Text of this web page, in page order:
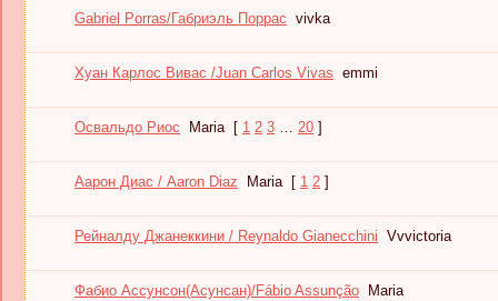
Gabriel Porras/Габриэль Поррас vivka
Хуан Карлос Вивас /Juan Carlos Vivas emmi
Освальдо Риос Maria [ 1 2 3 … 20 ]
Аарон Диас / Aaron Diaz Maria [ 1 2 ]
Рейналду Джанеккини / Reynaldo Gianecchini Vvvictoria
Фабио Ассунсон(Асунсан)/Fábio Assunção Maria